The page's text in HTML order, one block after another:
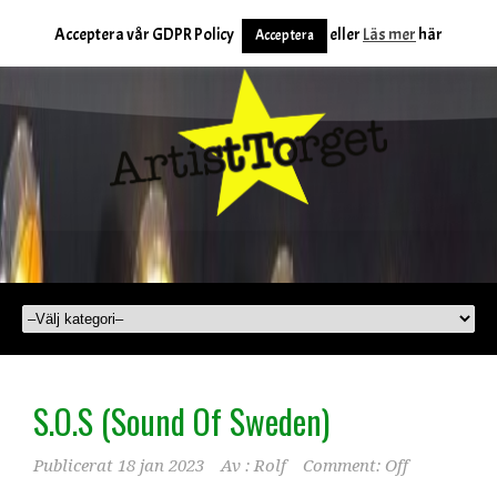
S.O.S (Sound Of Sweden)
Publicerat 18 jan 2023 Av : Rolf Comment: Off
Acceptera vår GDPR Policy Acceptera eller Läs mer här